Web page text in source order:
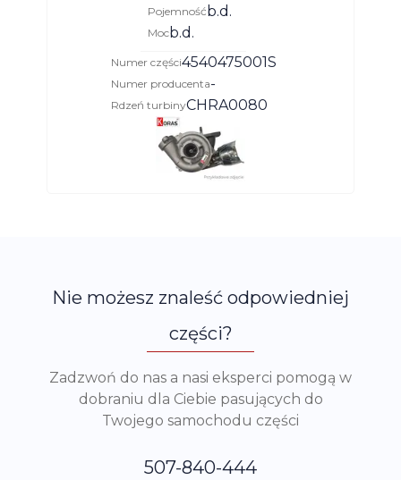
Pojemnośćb.d.
Mocb.d.
Numer części4540475001S
Numer producenta-
Rdzeń turbinyCHRA0080
Nie możesz znaleść odpowiedniej
części?
Zadzwoń do nas a nasi eksperci pomogą w
dobraniu dla Ciebie pasujących do
Twojego samochodu części
507-840-444